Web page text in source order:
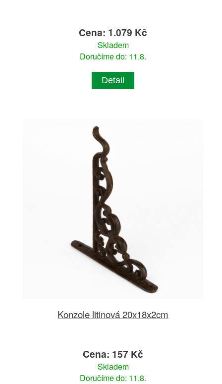
Cena: 1.079 Kč
Skladem
Doručíme do: 11.8.
Detail
Konzole litinová 20x18x2cm
Cena: 157 Kč
Skladem
Doručíme do: 11.8.